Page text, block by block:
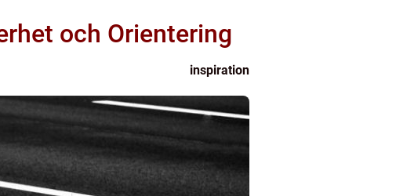
och Orientering
inspiration